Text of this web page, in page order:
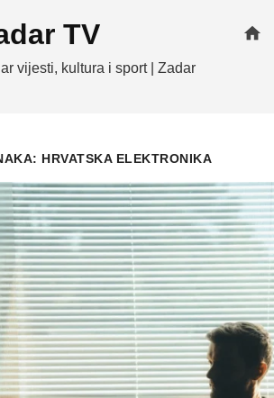
TV
vijesti, kultura i sport | Zadar
home
HRVATSKA ELEKTRONIKA